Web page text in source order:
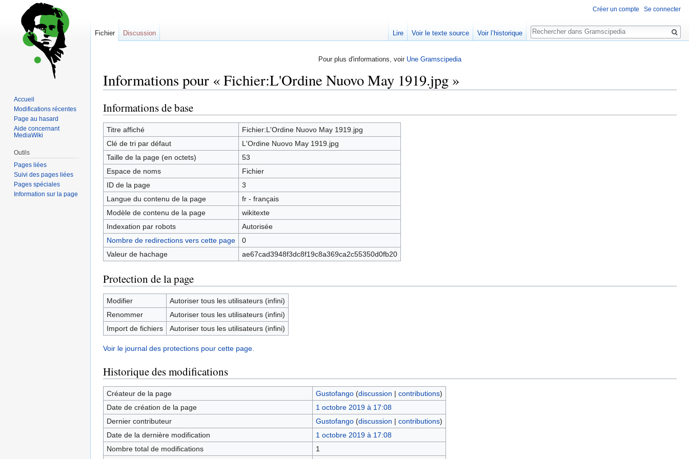
Pour plus d'informations, voir Une Gramscipedia
Informations pour « Fichier:L'Ordine Nuovo May 1919.jpg »
Sauter
à
la
navigation
Sauter
à
la
recherche
Informations de base
Titre affiché
Fichier:L'Ordine Nuovo May 1919.jpg
Clé de tri par défaut
L'Ordine Nuovo May 1919.jpg
Taille de la page (en octets)
53
Espace de noms
Fichier
ID de la page
3
Langue du contenu de la page
fr - français
Modèle de contenu de la page
wikitexte
Indexation par robots
Autorisée
Nombre de redirections vers cette page
0
Valeur de hachage
ae67cad3948f3dc8f19c8a369ca2c55350d0fb20
Protection de la page
Modifier
Autoriser tous les utilisateurs (infini)
Renommer
Autoriser tous les utilisateurs (infini)
Import de fichiers
Autoriser tous les utilisateurs (infini)
Voir le journal des protections pour cette page.
Historique des modifications
Créateur de la page Gustofango (discussion | contributions)
Date de création de la page
1 octobre 2019 à 17:08
Dernier contributeur
Gustofango (discussion | contributions)
Date de la dernière modification
1 octobre 2019 à 17:08
Nombre total de modifications
1
Créer un compte Se connecter
Fichier Discussion Lire Voir le texte source Voir l’historique
Rechercher
Accueil
Modifications récentes
Page au hasard
Aide concernant
MediaWiki
Outils
Pages liées
Suivi des pages liées
Pages spéciales
Information sur la page